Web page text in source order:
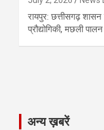
रायपुर: छत्तीसगढ़
प्रौद्योगिकी, मछली
अन्य ख़बरें